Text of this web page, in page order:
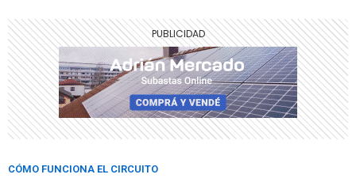
CÓMO FUNCIONA EL CIRCUITO